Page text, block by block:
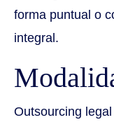
forma puntual o
integral.
Outsourcing